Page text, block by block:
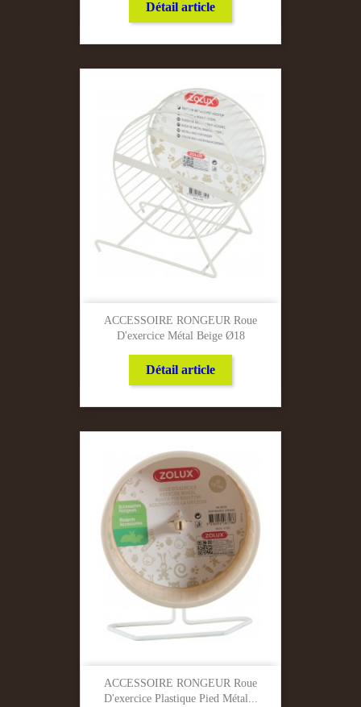
Détail article
ACCESSOIRE RONGEUR Roue
D'exercice Métal Beige Ø18
Détail article
ACCESSOIRE RONGEUR Roue
D'exercice Plastique Pied Métal...